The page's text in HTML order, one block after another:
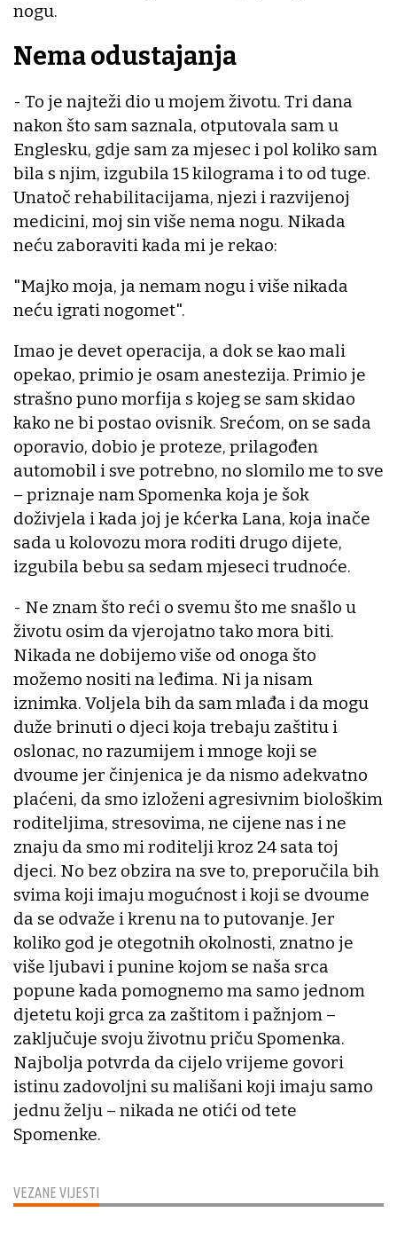
VEZANE VIJESTI
nogu.
Nema odustajanja
- To je najteži dio u mojem životu. Tri dana
nakon što sam saznala, otputovala sam u
Englesku, gdje sam za mjesec i pol koliko sam
bila s njim, izgubila 15 kilograma i to od tuge.
Unatoč rehabilitacijama, njezi i razvijenoj
medicini, moj sin više nema nogu. Nikada
neću zaboraviti kada mi je rekao:
"Majko moja, ja nemam nogu i više nikada
neću igrati nogomet".
Imao je devet operacija, a dok se kao mali
opekao, primio je osam anestezija. Primio je
strašno puno morfija s kojeg se sam skidao
kako ne bi postao ovisnik. Srećom, on se sada
oporavio, dobio je proteze, prilagođen
automobil i sve potrebno, no slomilo me to sve
– priznaje nam Spomenka koja je šok
doživjela i kada joj je kćerka Lana, koja inače
sada u kolovozu mora roditi drugo dijete,
izgubila bebu sa sedam mjeseci trudnoće.
- Ne znam što reći o svemu što me snašlo u
životu osim da vjerojatno tako mora biti.
Nikada ne dobijemo više od onoga što
možemo nositi na leđima. Ni ja nisam
iznimka. Voljela bih da sam mlađa i da mogu
duže brinuti o djeci koja trebaju zaštitu i
oslonac, no razumijem i mnoge koji se
dvoume jer činjenica je da nismo adekvatno
plaćeni, da smo izloženi agresivnim biološkim
roditeljima, stresovima, ne cijene nas i ne
znaju da smo mi roditelji kroz 24 sata toj
djeci. No bez obzira na sve to, preporučila bih
svima koji imaju mogućnost i koji se dvoume
da se odvaže i krenu na to putovanje. Jer
koliko god je otegotnih okolnosti, znatno je
više ljubavi i punine kojom se naša srca
popune kada pomognemo ma samo jednom
djetetu koji grca za zaštitom i pažnjom –
zaključuje svoju životnu priču Spomenka.
Najbolja potvrda da cijelo vrijeme govori
istinu zadovoljni su mališani koji imaju samo
jednu želju – nikada ne otići od tete
Spomenke.